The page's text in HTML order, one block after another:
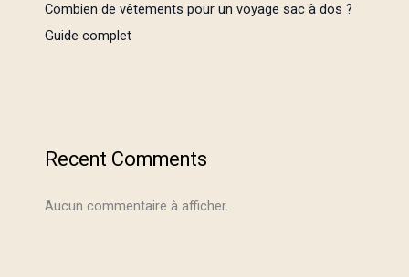
Combien de vêtements pour un voyage sac à dos ?
Guide complet
Recent Comments
Aucun commentaire à afficher.